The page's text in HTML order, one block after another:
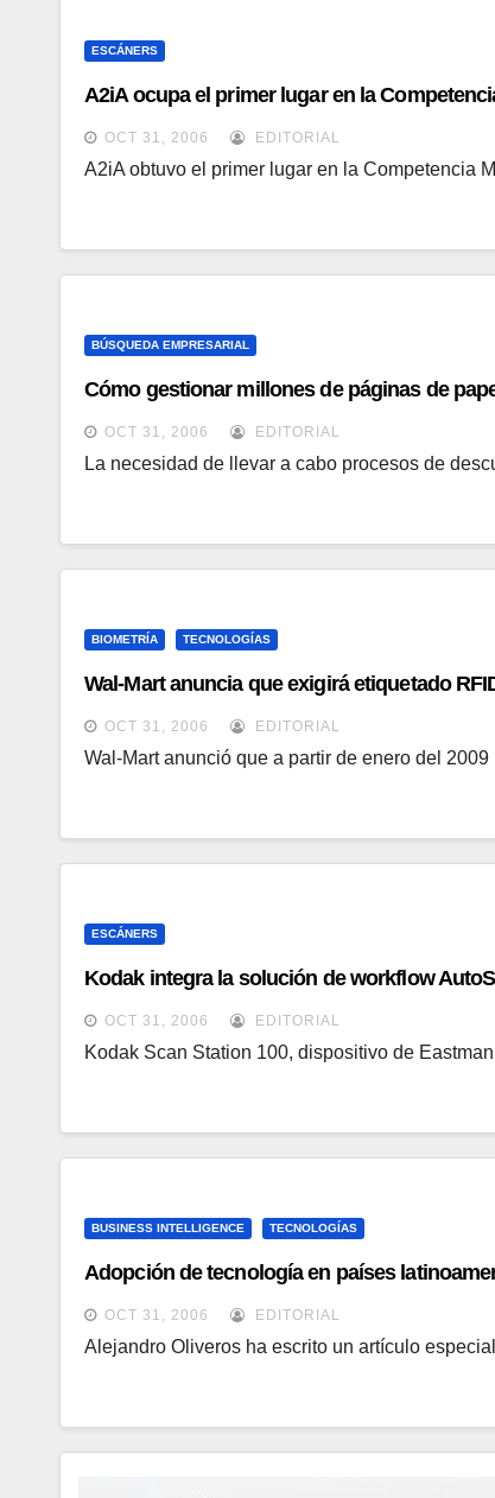
ESCÁNERS
A2iA ocupa el primer lugar en la
OCT 31, 2006 EDITORIAL
A2iA obtuvo el primer lugar en la Competencia
BÚSQUEDA EMPRESARIAL
Cómo gestionar millones de páginas de
OCT 31, 2006 EDITORIAL
La necesidad de llevar a cabo procesos de
BIOMETRÍA TECNOLOGÍAS
Wal-Mart anuncia que exigirá etiquetado
OCT 31, 2006 EDITORIAL
Wal-Mart anunció que a partir de enero del
ESCÁNERS
Kodak integra la solución de workflow
OCT 31, 2006 EDITORIAL
Kodak Scan Station 100, dispositivo de
BUSINESS INTELLIGENCE TECNOLOGÍAS
Adopción de tecnología en países
OCT 31, 2006 EDITORIAL
Alejandro Oliveros ha escrito un artículo